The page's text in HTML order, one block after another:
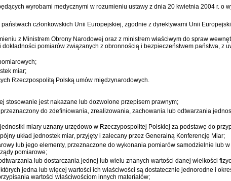
wyrobami medycznymi w rozumieniu ustawy z dnia 20 kwietnia 2004 r. o
członkowskich Unii Europejskiej, zgodnie z dyrektywami Unii
z Ministrem Obrony Narodowej oraz z ministrem właściwym do spraw
pomiarów związanych z obronnością i bezpieczeństwem państwa, z
miar;
Rzeczpospolitą Polską umów międzynarodowych.
stosowanie jest nakazane lub dozwolone przepisem prawnym;
do zdefiniowania, zrealizowania, zachowania lub odtwarzania
miary uznany urzędowo w Rzeczypospolitej Polskiej za podstawę do
układ jednostek miar, przyjęty i zalecany przez Generalną Konferencję Miar;
lub jego elementy, przeznaczone do wykonania pomiarów samodzielnie lub
pomiarowe;
lub dostarczania jednej lub wielu znanych wartości danej wielkości
jedna lub więcej wartości ich właściwości są dostatecznie jednorodne i
wartości właściwościom innych materiałów;